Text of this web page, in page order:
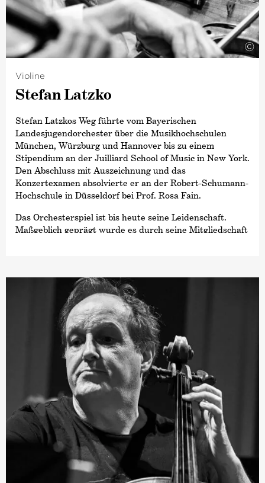
Klarinette an der Hochschule für Künste in Bremen.
2005 gründete er die Norddeutschen Klarinettentage
und 2015 den Thüringer Klarinetten-Frühling, deren
künstlerischer Leiter er ist.
©
Violine
Stefan Latzko
Stefan Latzkos Weg führte vom Bayerischen
Landesjugendorchester über die Musikhochschulen
München, Würzburg und Hannover bis zu einem
Stipendium an der Juilliard School of Music in New York.
Den Abschluss mit Auszeichnung und das
Konzertexamen absolvierte er an der Robert-Schumann-
Hochschule in Düsseldorf bei Prof. Rosa Fain.
Das Orchesterspiel ist bis heute seine Leidenschaft.
Maßgeblich geprägt wurde es durch seine Mitgliedschaft
Deutschen Kammer­philharmonie, die damals noch in
Frankfurt residierte.
Neben dem Orchesterspiel ist Stefan Latzko ein
begeisterter Kammermusiker, gründete er doch sein
erstes festes Streichquartett schon während des
Heute tritt er auch regelmäßig als Solist auf und gibt
seine Erfahrungen als Lehrbeauftragter für Violine an
der Hochschule für Künste Bremen sowie als Coach des
Landesjugendorchesters Bremen weiter.
Des Weiteren ist er Konzertmeister der Sinfonietta
Oldenburg und des Orchesters ›Sinfonia Concertante‹